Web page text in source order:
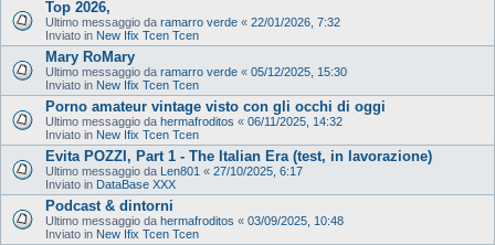
Top 2026,
Ultimo messaggio da ramarro verde « 22/01/2026, 7:32
Inviato in New Ifix Tcen Tcen
Mary RoMary
Ultimo messaggio da ramarro verde « 05/12/2025, 15:30
Inviato in New Ifix Tcen Tcen
Porno amateur vintage visto con gli occhi di oggi
Ultimo messaggio da hermafroditos « 06/11/2025, 14:32
Inviato in New Ifix Tcen Tcen
Evita POZZI, Part 1 - The Italian Era (test, in lavorazione)
Ultimo messaggio da Len801 « 27/10/2025, 6:17
Inviato in DataBase XXX
Podcast & dintorni
Ultimo messaggio da hermafroditos « 03/09/2025, 10:48
Inviato in New Ifix Tcen Tcen